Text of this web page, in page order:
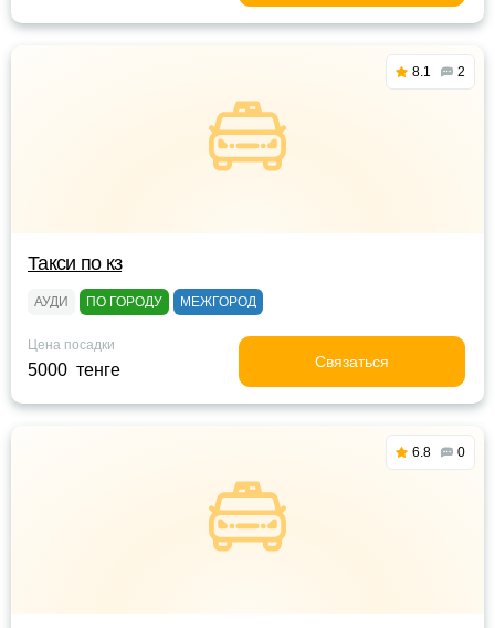
8.1 2
Такси по кз
АУДИ ПО ГОРОДУ МЕЖГОРОД
Цена посадки
5000 тенге Связаться
6.8 0